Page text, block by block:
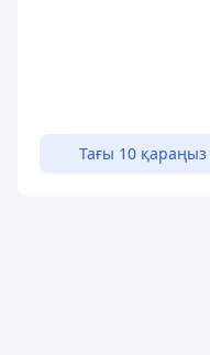
Тағы 10 қараңыз